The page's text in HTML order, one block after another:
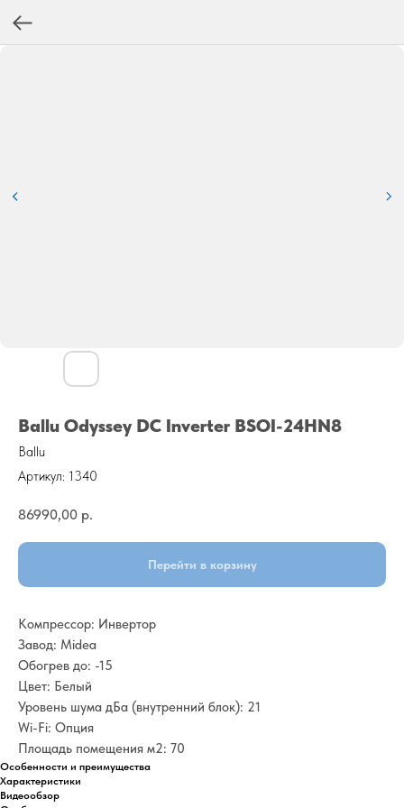
Ballu Odyssey DC Inverter BSOI-24HN8
Ballu
Артикул: 1340
86990,00 р.
Перейти в корзину
Компрессор: Инвертор
Завод: Midea
Обогрев до: -15
Цвет: Белый
Уровень шума дБа (внутренний блок): 21
Wi-Fi: Опция
Площадь помещения м2: 70
Особенности и преимущества
Характеристики
Видеообзор